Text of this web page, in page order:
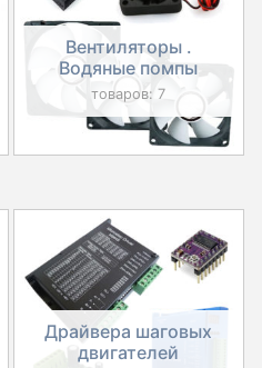
Вентиляторы .
Водяные помпы
товаров: 7
Драйвера шаговых
двигателей